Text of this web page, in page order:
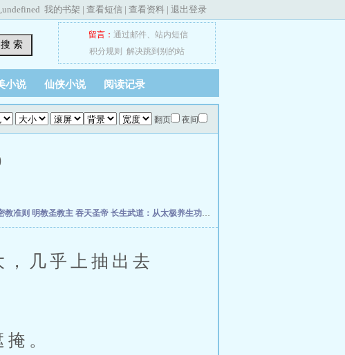
undefined 我的书架 | 查看短信 | 查看资料 | 退出登录
搜 索
留言： 通过邮件、 站内短信
积分规则
解决跳到别的站
小说 仙侠小说 阅读记录
翻页 夜间
教准则 明教圣教主 吞天圣帝 长生武道：从太极养生功开始
几乎上抽出去
。